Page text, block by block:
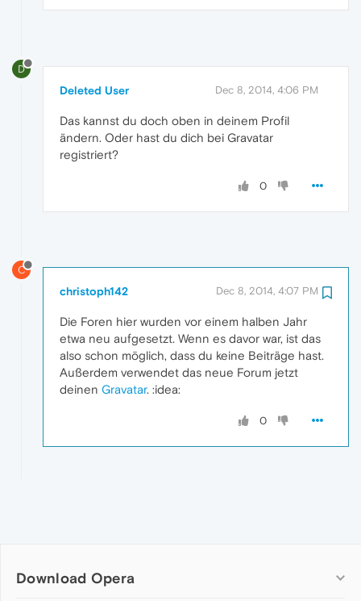
D
Deleted User Dec 8, 2014, 4:06 PM
Das kannst du doch oben in deinem Profil
ändern. Oder hast du dich bei Gravatar
registriert?
0
C
christoph142 Dec 8, 2014, 4:07 PM
Die Foren hier wurden vor einem halben Jahr
etwa neu aufgesetzt. Wenn es davor war, ist das
also schon möglich, dass du keine Beiträge hast.
Außerdem verwendet das neue Forum jetzt
deinen Gravatar. :idea:
0
Download Opera